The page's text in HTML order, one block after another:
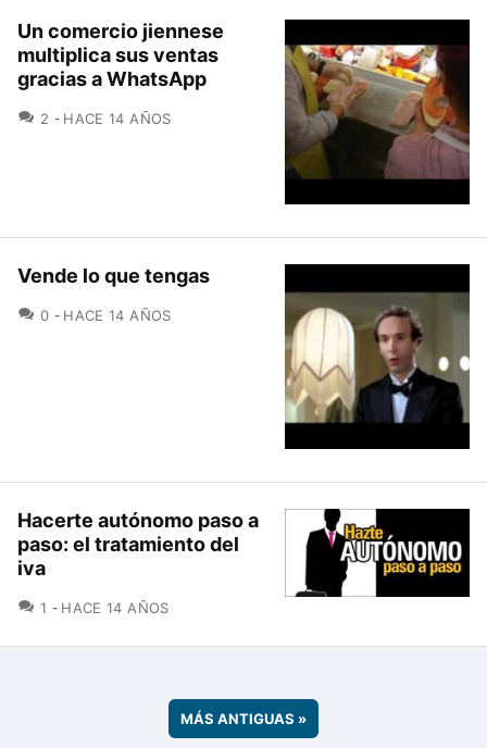
Un comercio jiennese
multiplica sus ventas
gracias a WhatsApp
2 COMENTARIOS
HACE 14 AÑOS
Vende lo que tengas
0 COMENTARIOS
HACE 14 AÑOS
Hacerte autónomo paso a
paso: el tratamiento del
iva
1 COMENTARIOS
HACE 14 AÑOS
MÁS ANTIGUAS »